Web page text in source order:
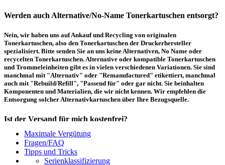
Werden auch Alternative/No-Name Tonerkartuschen entsorgt?
Nein, wir haben uns auf Ankauf und Recycling von originalen
Tonerkartuschen, also den Tonerkartuschen der Druckerhersteller
spezialisiert. Bitte senden Sie an uns keine Alternativen, No Name oder
recycelten Tonerkartuschen. Alternative oder kompatible Tonerkartuschen
und Trommeleinheiten gibt es in vielen verschiedenen Variationen. Sie sind
manchmal mit "Alternativ" oder "Remanufactured" etikettiert, manchmal
auch mit "Rebuild/Refill", "Passend für" oder gar nicht. Sie beinhalten
Komponenten und Materialien, die wir nicht kennen. Wir empfehlen die
Entsorgung solcher Alternativkartuschen über Ihre Bezugsquelle.
Ist der Versand für mich kostenfrei?
Ein kostenfreier, innerdeutscher Versand (Paketmarke bzw.
Palettenabholung) ist erst ab einem Ankaufswert von 30,00€ pro Paket bzw.
150,00€ pro Palette möglich. Unter diesen Werten belaufen sich die
Rücksendekosten auf 7,14€ pro Paket bzw. 59,50€ pro Palette (inkl. MwSt.).
Maximale Vergütung
Fragen/FAQ
Tipps und Tricks
Serienklassifizierung